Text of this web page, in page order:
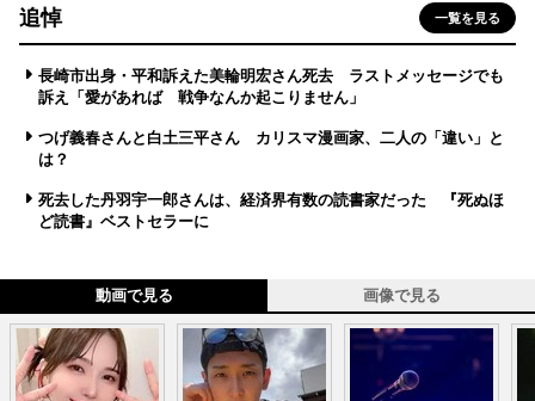
追悼 一覧を見る
長崎市出身・平和訴えた美輪明宏さん死去 ラストメッセージでも
訴え「愛があれば 戦争なんか起こりません」
つげ義春さんと白土三平さん カリスマ漫画家、二人の「違い」と
は？
死去した丹羽宇一郎さんは、経済界有数の読書家だった 『死ぬほ
ど読書』ベストセラーに
動画で見る 画像で見る